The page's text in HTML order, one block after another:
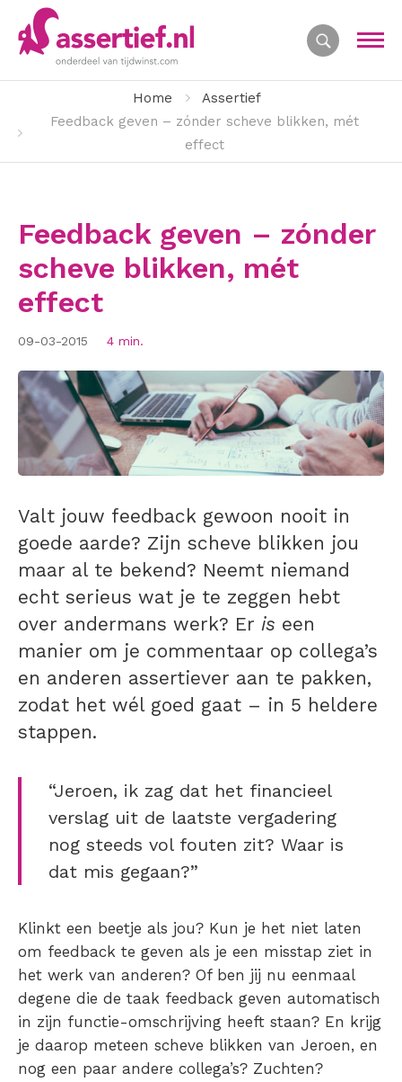
Home
Assertief
Feedback geven – zónder scheve blikken, mét
effect
Feedback geven – zónder
scheve blikken, mét
effect
09-03-2015 4 min.
Valt jouw feedback gewoon nooit in
goede aarde? Zijn scheve blikken jou
maar al te bekend? Neemt niemand
echt serieus wat je te zeggen hebt
over andermans werk? Er is een
manier om je commentaar op collega’s
en anderen assertiever aan te pakken,
zodat het wél goed gaat – in 5 heldere
stappen.
“Jeroen, ik zag dat het financieel
verslag uit de laatste vergadering
nog steeds vol fouten zit? Waar is
dat mis gegaan?”
Klinkt een beetje als jou? Kun je het niet laten
om feedback te geven als je een misstap ziet in
het werk van anderen? Of ben jij nu eenmaal
degene die de taak feedback geven automatisch
in zijn functie-omschrijving heeft staan? En krijg
je daarop meteen scheve blikken van Jeroen, en
nog een paar andere collega’s? Zuchten?